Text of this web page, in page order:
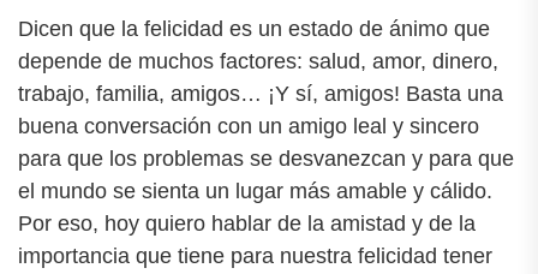
Dicen que la felicidad es un estado de ánimo que
depende de muchos factores: salud, amor, dinero,
trabajo, familia, amigos… ¡Y sí, amigos! Basta una
buena conversación con un amigo leal y sincero
para que los problemas se desvanezcan y para que
el mundo se sienta un lugar más amable y cálido.
Por eso, hoy quiero hablar de la amistad y de la
importancia que tiene para nuestra felicidad tener